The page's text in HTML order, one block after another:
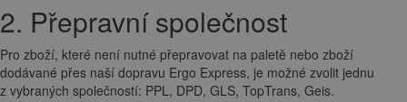
2. Přepravní společnost
Pro zboží, které není nutné přepravovat na paletě nebo zboží
dodávané přes naší dopravu Ergo Express, je možné zvolit jednu
z vybraných společností: PPL, DPD, GLS, TopTrans, Geis.